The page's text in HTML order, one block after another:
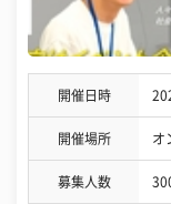
開催日時
開催場所 オ
募集人数